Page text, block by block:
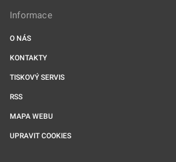
Informace
O NÁS
KONTAKTY
TISKOVÝ SERVIS
RSS
MAPA WEBU
UPRAVIT COOKIES